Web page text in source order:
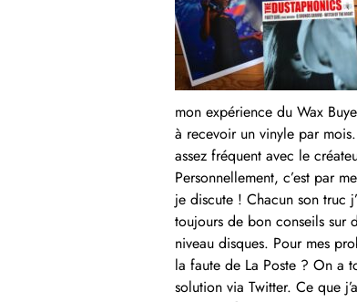
mon expérience du Wax
à recevoir un vinyle par
assez fréquent avec le
Personnellement, c’est par
je discute ! Chacun son truc
toujours de bon conseils sur
niveau disques. Pour mes
la faute de La Poste ? On a
solution via Twitter. Ce que